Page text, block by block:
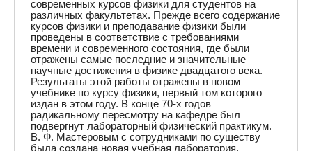
современных курсов физики для студентов на
различных факультетах. Прежде всего содержание
курсов физики и преподавание физики были
проведены в соответствие с требованиями
времени и современного состояния, где были
отражены самые последние и значительные
научные достижения в физике двадцатого века.
Результаты этой работы отражены в новом
учебнике по курсу физики, первый том которого
издан в этом году. В конце 70-х годов
радикальному пересмотру на кафедре был
подвергнут лабораторный физический практикум.
В. Ф. Мастеровым с сотрудниками по существу
была создана новая учебная лаборатория,